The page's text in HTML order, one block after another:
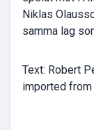
Niklas
samma lag
Text: Robert
imported from